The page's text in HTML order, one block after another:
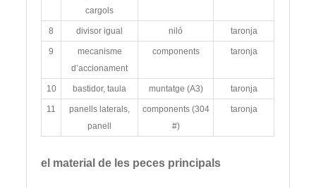
cargols
8 divisor igual niló taronja
9
mecanisme
d’accionament
components taronja
10 bastidor, taula muntatge (A3) taronja
11
panells laterals,
panell
components (304
#)
taronja
el material de les peces principals